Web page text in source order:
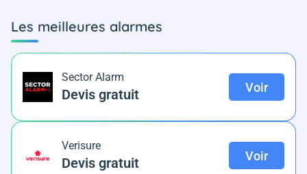
Les meilleures alarmes
Sector Alarm
Devis gratuit Voir
Verisure
Devis gratuit Voir